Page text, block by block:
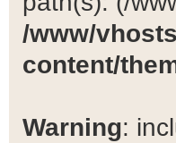
/www/
content/
Warning: